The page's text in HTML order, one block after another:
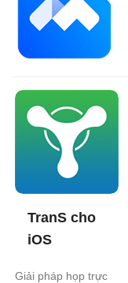
TranS cho
iOS
Giải pháp họp trực